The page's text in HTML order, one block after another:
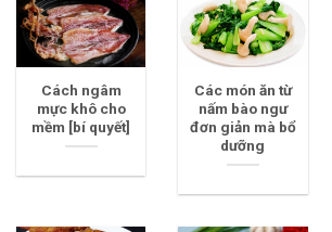
Cách ngâm
mực khô cho
mềm [bí quyết]
Các món ăn từ
nấm bào ngư
đơn giản mà bổ
dưỡng